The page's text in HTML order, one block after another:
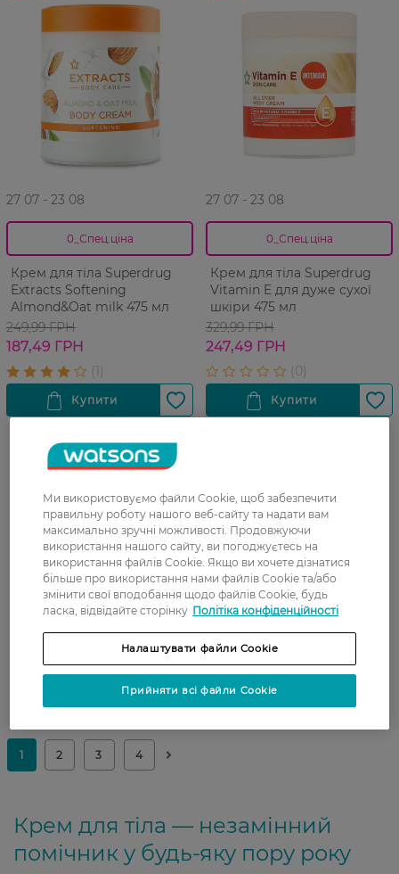
27 07 - 23 08
0_Спец.ціна
Крем для тіла Superdrug
Extracts Softening
Almond&Oat milk 475 мл
249,99 ГРН
187,49 ГРН
27 07 - 23 08
0_Спец.ціна
Крем для тіла Superdrug
Vitamin E для дуже сухої
шкіри 475 мл
329,99 ГРН
247,49 ГРН
Показати ще
Крем для тіла — незамінний
помічник у будь-яку пору року
Ми використовуємо файли Cookie, щоб забезпечити
правильну роботу нашого веб-сайту та надати вам
максимально зручні можливості. Продовжуючи
використання нашого сайту, ви погоджуєтесь на
використання файлів Cookie. Якщо ви хочете дізнатися
більше про використання нами файлів Cookie та/або
змінити свої вподобання щодо файлів Cookie, будь
ласка, відвідайте сторінку Політіка конфіденційності
Налаштувати файли Cookie
Прийняти всі файли Cookie